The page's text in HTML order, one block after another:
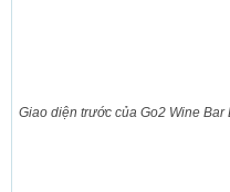
Giao diện trước của Go2 Wine Bar